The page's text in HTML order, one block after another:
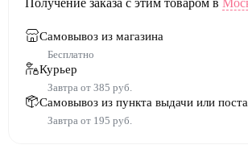
Получение заказа с этим товаром в
Самовывоз из магазина
Бесплатно
Курьер
Завтра от 385 руб.
Самовывоз из пункта выдачи или
Завтра от 195 руб.